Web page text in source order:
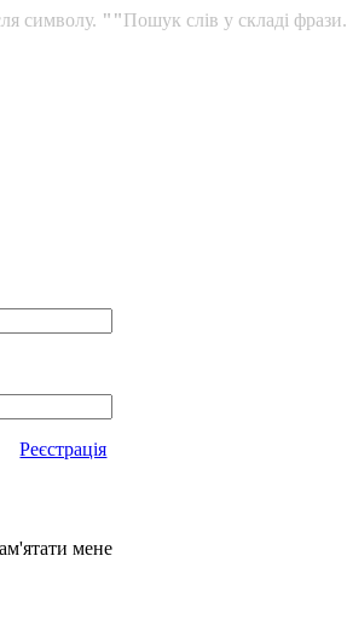
символу. ""Пошук слів у складі фрази.
Реєстрація
мене